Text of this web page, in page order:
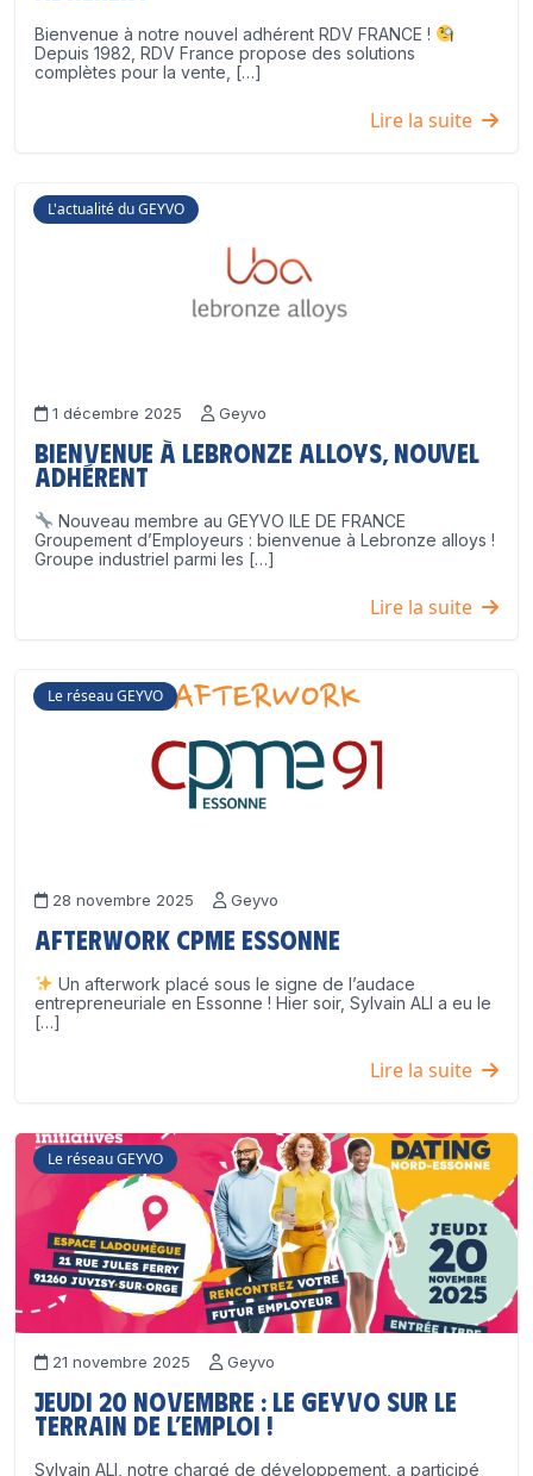
Bienvenue à notre nouvel adhérent RDV FRANCE !
Depuis 1982, RDV France propose des solutions
complètes pour la vente, […]
Lire la suite
L'actualité du GEYVO
1 décembre 2025 Geyvo
Bienvenue à Lebronze Alloys, nouvel
adhérent
Nouveau membre au GEYVO ILE DE FRANCE
Groupement d’Employeurs : bienvenue à Lebronze alloys !
Groupe industriel parmi les […]
Lire la suite
Le réseau GEYVO
28 novembre 2025 Geyvo
Afterwork CPME Essonne
Un afterwork placé sous le signe de l’audace
entrepreneuriale en Essonne ! Hier soir, Sylvain ALI a eu le
[…]
Lire la suite
Le réseau GEYVO
21 novembre 2025 Geyvo
Jeudi 20 novembre : le GEYVO sur le
terrain de l’emploi !
Sylvain ALI, notre chargé de développement, a participé